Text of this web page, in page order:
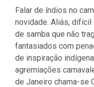
Falar de índios no
novidade. Aliás,
de samba que não
fantasiados com
de inspiração
agremiações
de Janeiro chama-se